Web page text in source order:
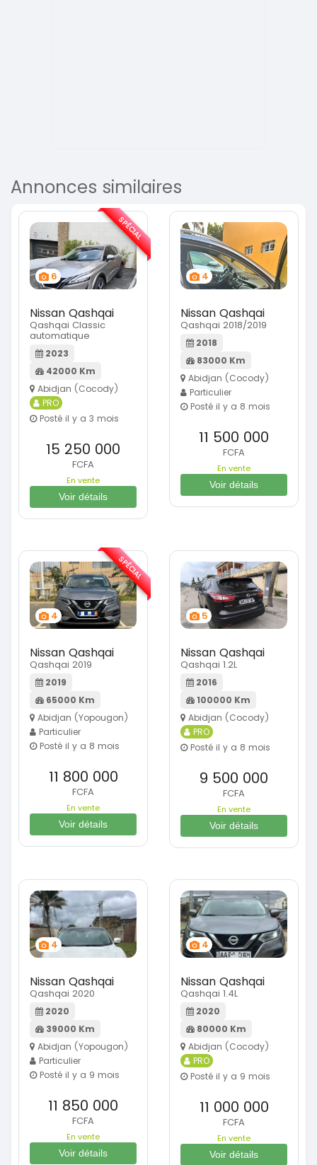
Annonces similaires
6
Nissan Qashqai
Qashqai Classic
automatique
2023
42000 Km
Abidjan (Cocody)
PRO
Posté il y a 3 mois
15 250 000
FCFA
En vente
Voir détails
SPÉCIAL
4
Nissan Qashqai
Qashqai 2018/2019
2018
83000 Km
Abidjan (Cocody)
Particulier
Posté il y a 8 mois
11 500 000
FCFA
En vente
Voir détails
4
Nissan Qashqai
Qashqai 2019
2019
65000 Km
Abidjan (Yopougon)
Particulier
Posté il y a 8 mois
11 800 000
FCFA
En vente
Voir détails
SPÉCIAL
5
Nissan Qashqai
Qashqai 1.2L
2016
100000 Km
Abidjan (Cocody)
PRO
Posté il y a 8 mois
9 500 000
FCFA
En vente
Voir détails
4
Nissan Qashqai
Qashqai 2020
2020
39000 Km
Abidjan (Yopougon)
Particulier
Posté il y a 9 mois
11 850 000
FCFA
En vente
Voir détails
4
Nissan Qashqai
Qashqai 1.4L
2020
80000 Km
Abidjan (Cocody)
PRO
Posté il y a 9 mois
11 000 000
FCFA
En vente
Voir détails